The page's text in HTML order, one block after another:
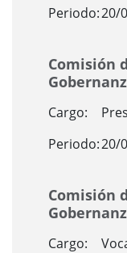
Periodo:20/
Comisión
Cargo:
Periodo:20/
Comisión
Cargo: